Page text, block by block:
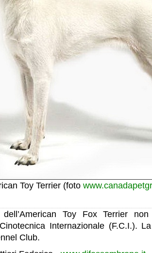
Toy Terrier (foto
Toy Fox Terrier
Internazionale (F.C.I.).
Club.